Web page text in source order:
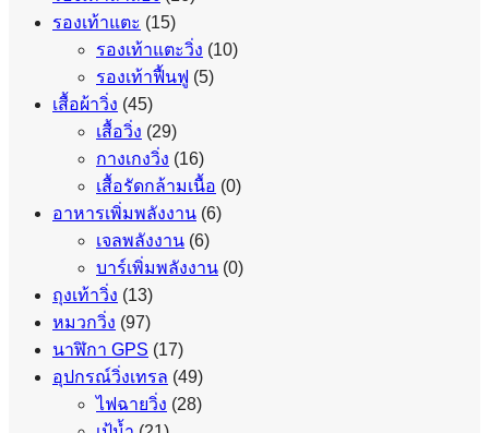
รองเท้าแตะ (15)
รองเท้าแตะวิ่ง (10)
รองเท้าฟื้นฟู (5)
เสื้อผ้าวิ่ง (45)
เสื้อวิ่ง (29)
กางเกงวิ่ง (16)
เสื้อรัดกล้ามเนื้อ (0)
อาหารเพิ่มพลังงาน (6)
เจลพลังงาน (6)
บาร์เพิ่มพลังงาน (0)
ถุงเท้าวิ่ง (13)
หมวกวิ่ง (97)
นาฬิกา GPS (17)
อุปกรณ์วิ่งเทรล (49)
ไฟฉายวิ่ง (28)